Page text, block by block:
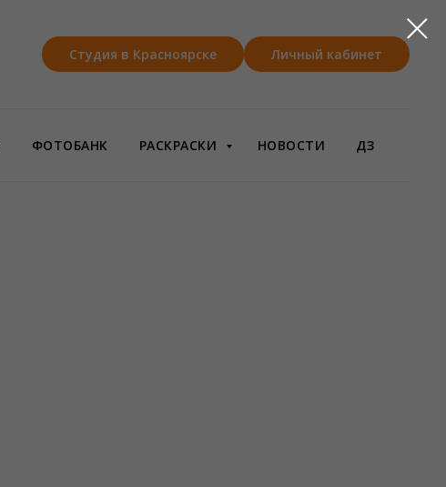
Студия в Красноярске Личный кабинет
ФОТОБАНК РАСКРАСКИ НОВОСТИ ДЗ